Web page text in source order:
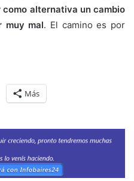
alternativa un cambio
muy mal. El camino es por
Más